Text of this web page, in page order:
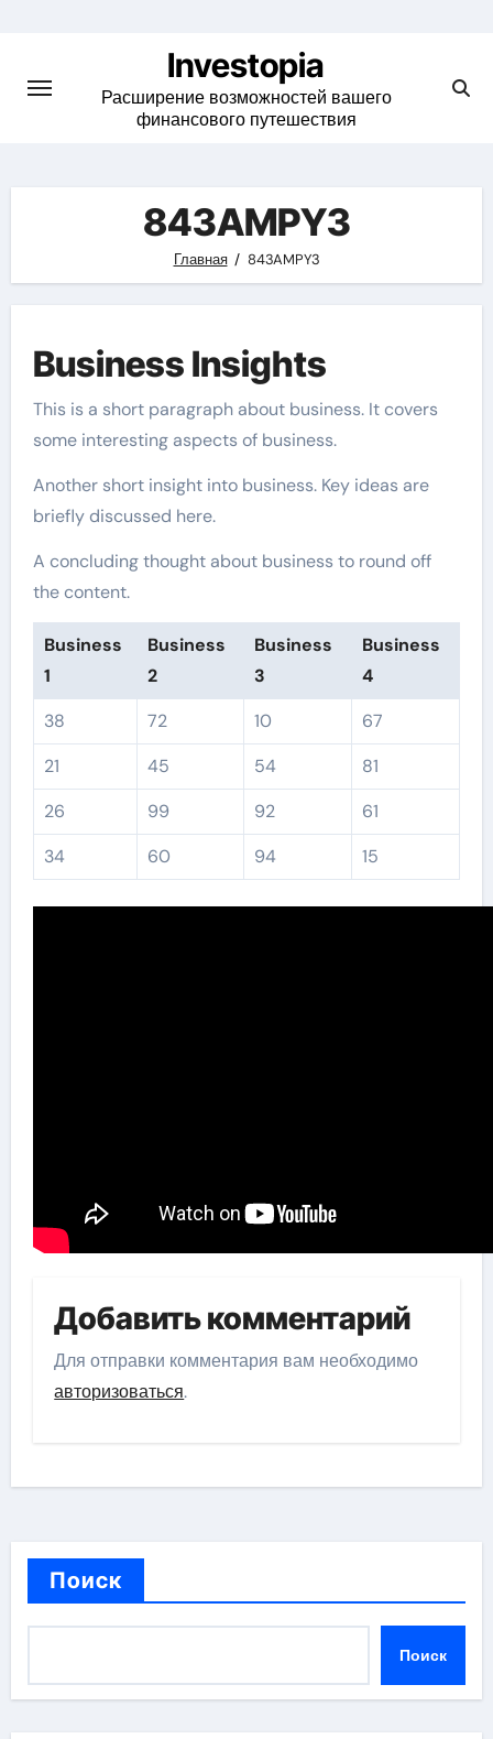
content
Investopia
Расширение возможностей вашего
финансового путешествия
843AMPY3
Главная 843AMPY3
Business Insights
This is a short paragraph about business. It covers
some interesting aspects of business.
Another short insight into business. Key ideas are
briefly discussed here.
A concluding thought about business to round off
the content.
Business
1
Business
2
Business
3
Business
4
38
72 10
67
21
45 54
81
26
99 92
61
34
60 94 15
Добавить комментарий
Для отправки комментария вам необходимо
авторизоваться.
Поиск
Поиск